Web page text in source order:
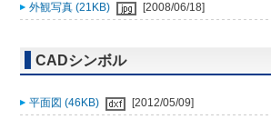
外観写真 (21KB) [2008/06/18]
CADシンボル
平面図 (46KB)
[2012/05/09]